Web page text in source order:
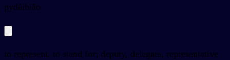
pydàibiǎo
to represent, to stand for; deputy, delegate, representative